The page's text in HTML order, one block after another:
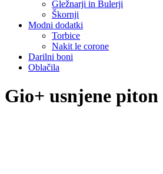
Gležnarji in Bulerji
Škornji
Modni dodatki
Torbice
Nakit le corone
Darilni boni
Oblačila
Gio+ usnjene piton